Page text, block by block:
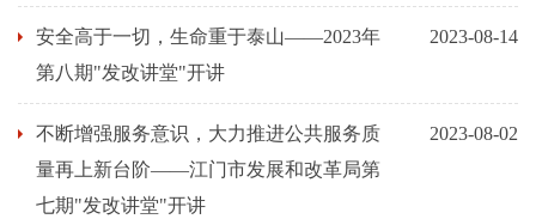
安全高于一切，生命重于泰山——2023年
第八期"发改讲堂"开讲
2023-08-14
不断增强服务意识，大力推进公共服务质
量再上新台阶——江门市发展和改革局第
七期"发改讲堂"开讲
2023-08-02